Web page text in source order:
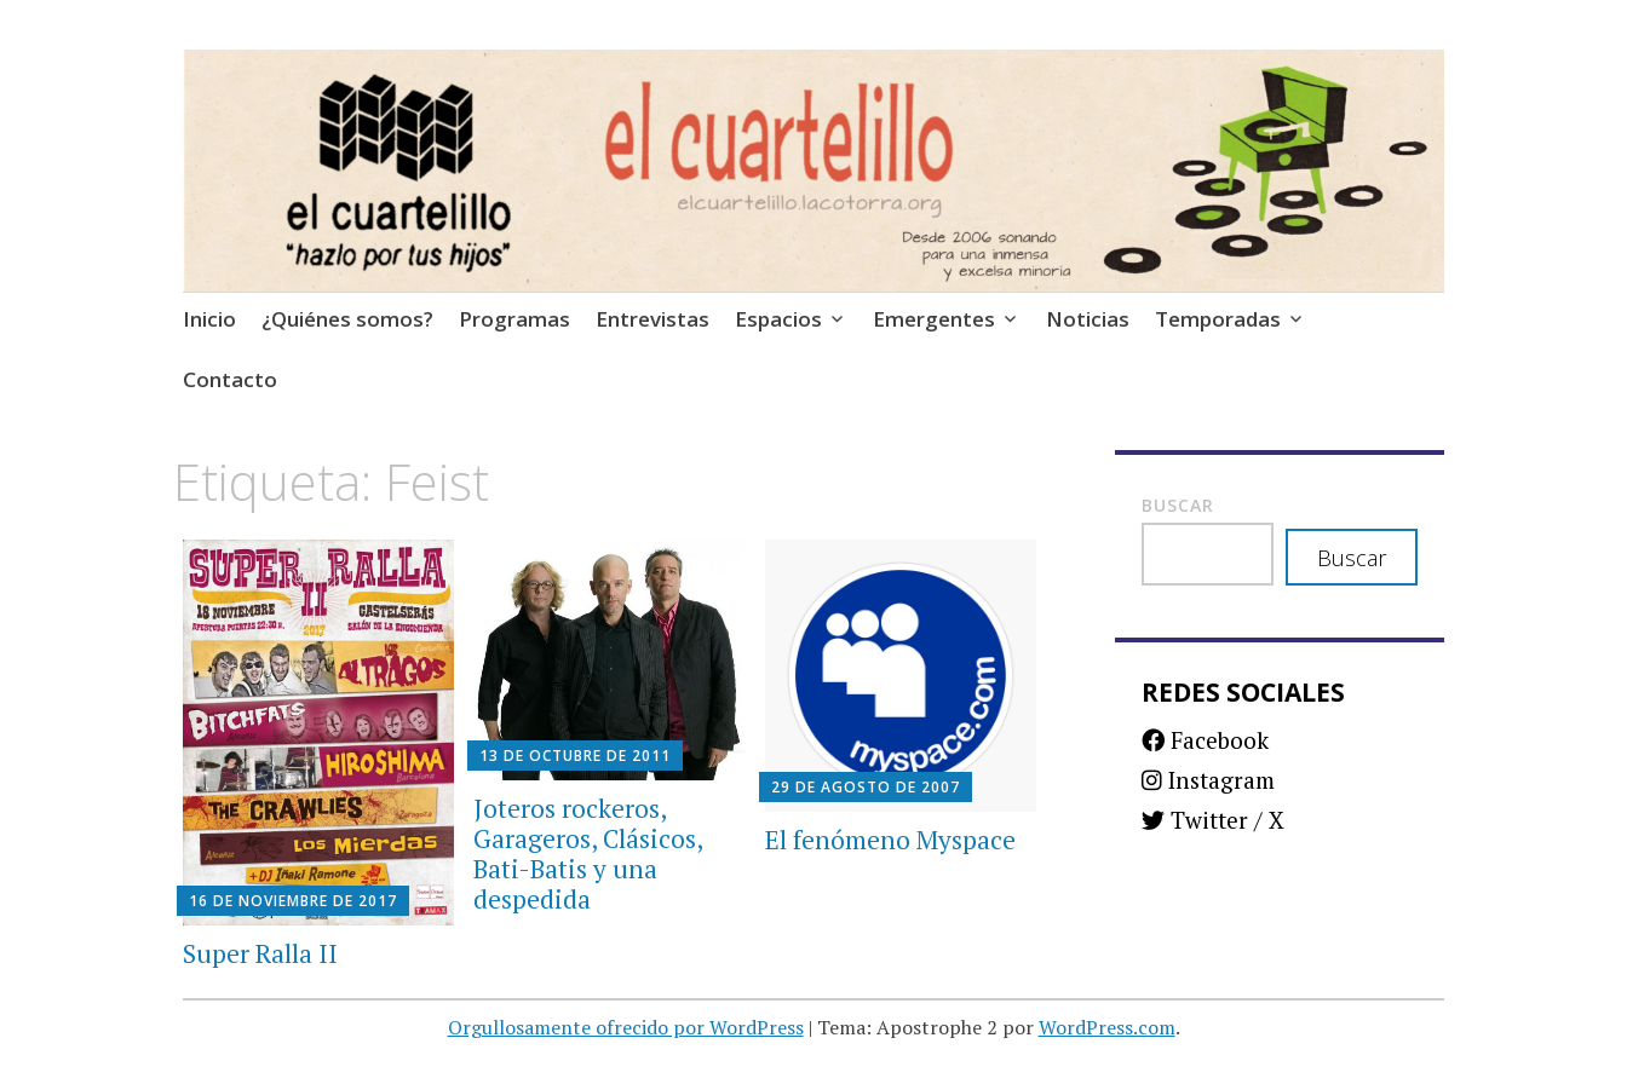
El Cuartelillo
Programa de radio de música independiente. Podcast
Saltar
contenido
Inicio ¿Quiénes somos? Programas Entrevistas Espacios Emergentes Noticias Temporadas
Contacto
Etiqueta: Feist
16 DE NOVIEMBRE DE 2017
Super Ralla II
13 DE OCTUBRE DE 2011
Joteros rockeros,
Garageros, Clásicos,
Bati-Batis y una
despedida
29 DE AGOSTO DE 2007
El fenómeno Myspace
BUSCAR
Buscar
REDES SOCIALES
Facebook
Instagram
Twitter / X
Orgullosamente ofrecido por WordPress | Tema: Apostrophe 2 porWordPress.com.